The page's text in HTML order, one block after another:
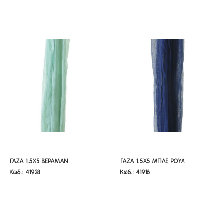
ΓΑΖΑ 1.5Χ5 ΒΕΡΑΜΑΝ
ΓΑΖΑ 1.5Χ5 ΒΕΡΑΜΑΝ
Κωδ.: 41928
ΓΑΖΑ 1.5Χ5 ΜΠΛΕ ΡΟΥΑ
ΓΑΖΑ 1.5Χ5 ΜΠΛΕ ΡΟΥΑ
Κωδ.: 41916